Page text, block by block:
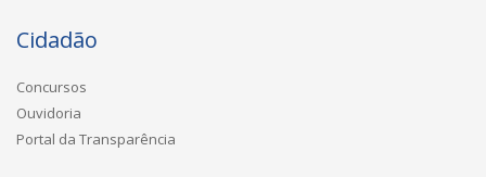
Cidadão
Concursos
Ouvidoria
Portal da Transparência